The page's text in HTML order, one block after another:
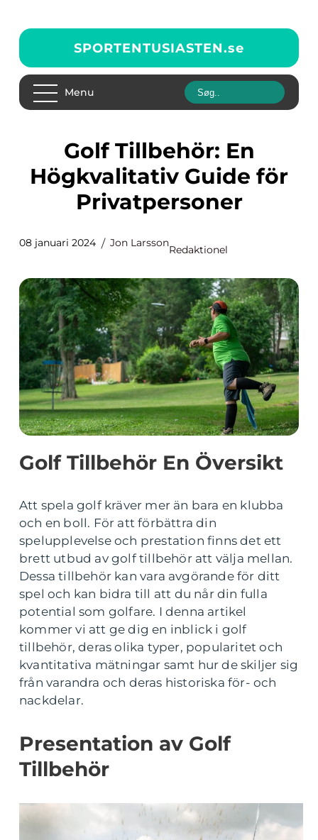
SPORTENTUSIASTEN.se
Menu
Golf Tillbehör: En
Högkvalitativ Guide för
Privatpersoner
08 januari 2024 Jon Larsson
Redaktionel
Golf Tillbehör En Översikt
Att spela golf kräver mer än bara en klubba
och en boll. För att förbättra din
spelupplevelse och prestation finns det ett
brett utbud av golf tillbehör att välja mellan.
Dessa tillbehör kan vara avgörande för ditt
spel och kan bidra till att du når din fulla
potential som golfare. I denna artikel
kommer vi att ge dig en inblick i golf
tillbehör, deras olika typer, popularitet och
kvantitativa mätningar samt hur de skiljer sig
från varandra och deras historiska för- och
nackdelar.
Presentation av Golf
Tillbehör